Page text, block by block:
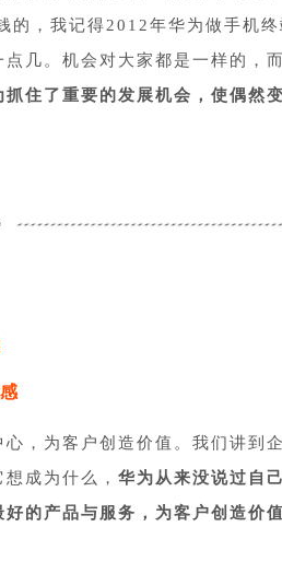
的，我记得2012年华为做手机终
几。机会对大家都是一样的，
住了重要的发展机会，使偶然
，为客户创造价值。我们讲到
成为什么， 华为从来没说过自
的产品与服务，为客户创造价